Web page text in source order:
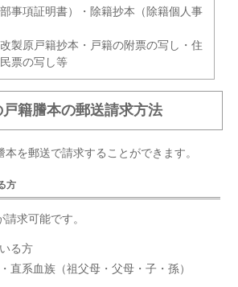
事項証明書）・除籍抄本（除籍個人事
製原戸籍抄本・戸籍の附票の写し・住
票の写し等
籍謄本の郵送請求方法
を郵送で請求することができます。
方
求可能です。
る方
直系血族（祖父母・父母・子・孫）